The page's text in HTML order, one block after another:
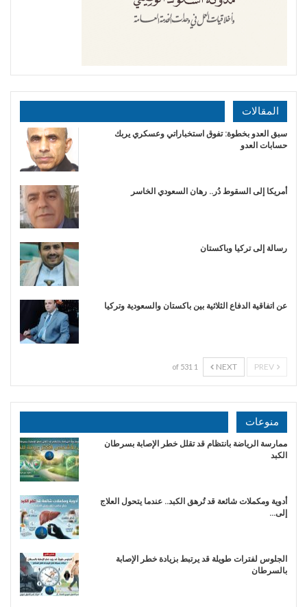
المقالات
سبق العدو بخطوة: تفوق استخباراتي وعسكري يربك
حسابات العدو
أمريكا إلى السقوط دُر.. رهان السعودي الخاسر
رسالة إلى تركيا وباكستان
عن اتفاقية الدفاع الثلاثية بين باكستان والسعودية وتركيا
NEXT
1 of 531
منوعات
ممارسة الرياضة بانتظام قد تقلل خطر الإصابة بسرطان
الكبد
أدوية ومكملات شائعة قد تُرهق الكبد.. عندما يتحول العلاج
إلى…
الجلوس لفترات طويلة قد يرتبط بزيادة خطر الإصابة
بالسرطان